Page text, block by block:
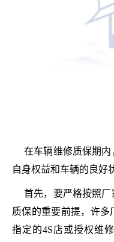
在车辆维修质保期
自身权益和车辆的良好
首先，要严格按照
质保的重要前提，许多
指定的4S店或授权维